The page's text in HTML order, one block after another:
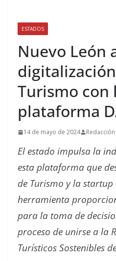
ESTADOS
Nuevo León
Turismo con
plataforma
14 de mayo de 2024 Redacción
El estado impulsa la
esta plataforma que
de Turismo y la startup
herramienta
para la toma de
proceso de unirse a la
Turísticos Sostenibles